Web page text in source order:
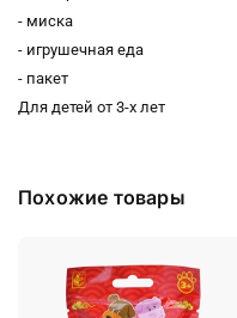
- миска
- игрушечная еда
- пакет
Для детей от 3-х лет
Похожие товары